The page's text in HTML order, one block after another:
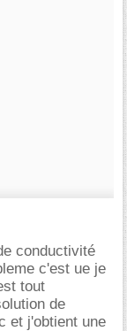
conductivité
c'est ue je
tout
de
et j'obtient une